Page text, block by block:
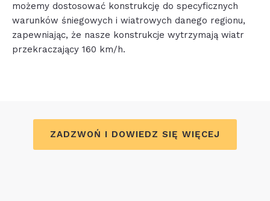
możemy dostosować konstrukcję do specyficznych
warunków śniegowych i wiatrowych danego regionu,
zapewniając, że nasze konstrukcje wytrzymają wiatr
przekraczający 160 km/h.
ZADZWOŃ I DOWIEDZ SIĘ WIĘCEJ